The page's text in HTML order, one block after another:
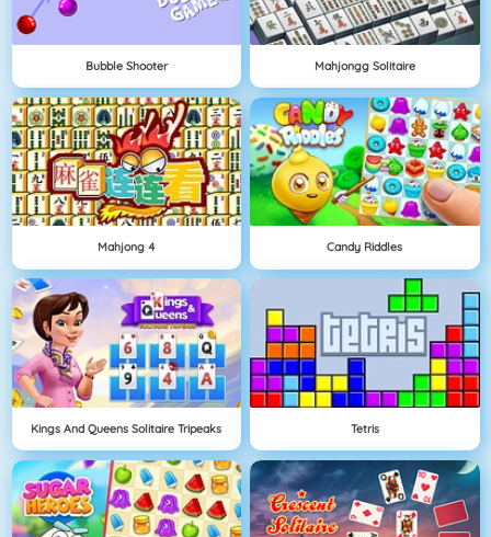
Bubble Shooter Mahjongg Solitaire
Mahjong 4 Candy Riddles
Kings And Queens Solitaire Tripeaks Tetris